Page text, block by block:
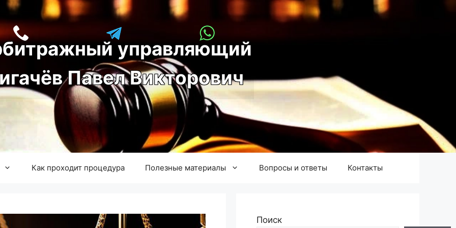
управляющий
игачёв Павел Викторович
Как проходит процедура Полезные материалы Вопросы и ответы Контакты
Поиск